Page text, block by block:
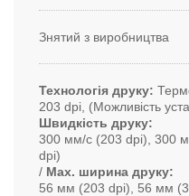
Знятий з виробництва
Технологія друку
203 dpi, (Можливість
Швидкість друку
300 мм/с (203 dpi), 300
dpi)
Max. ширина друку
56 мм (203 dpi), 56 мм